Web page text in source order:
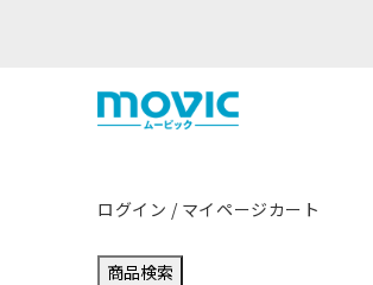
ログイン / マイページカート
商品検索